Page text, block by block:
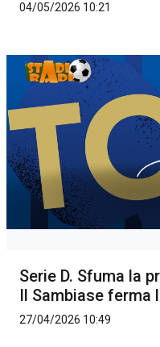
04/05/2026 10:21
Serie D. Sfuma la
Il Sambiase ferma
27/04/2026 10:49